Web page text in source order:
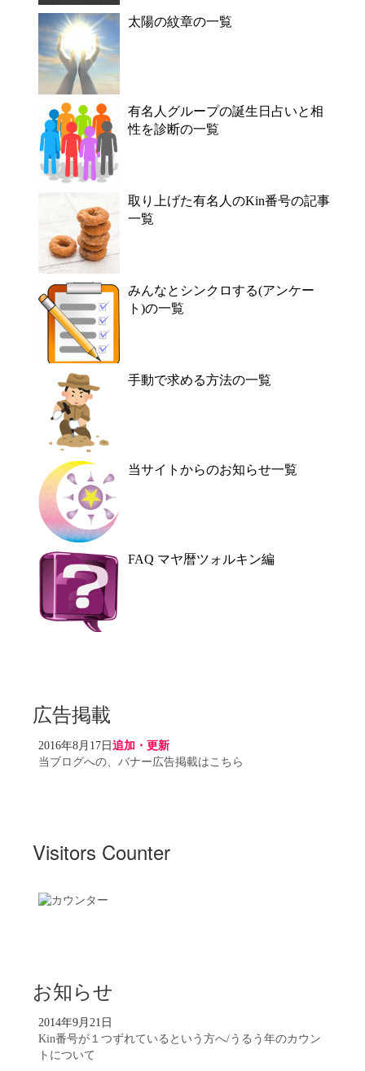
太陽の紋章の一覧
有名人グループの誕生日占いと相
性を診断の一覧
取り上げた有名人のKin番号の記事
一覧
みんなとシンクロする(アンケー
ト)の一覧
手動で求める方法の一覧
当サイトからのお知らせ一覧
FAQ マヤ暦ツォルキン編
広告掲載
2016年8月17日追加・更新
当ブログへの、バナー広告掲載はこちら
Visitors Counter
お知らせ
2014年9月21日
Kin番号が１つずれているという方へ/うるう年のカウン
トについて